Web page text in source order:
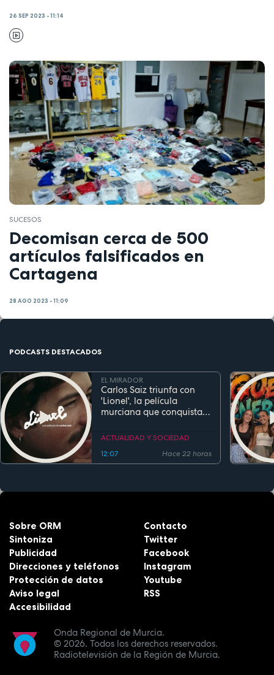
26 SEP 2023 - 11:14
SUCESOS
Decomisan cerca de 500
artículos falsificados en
Cartagena
28 AGO 2023 - 11:09
PODCASTS DESTACADOS
EL MIRADOR
Carlos Saiz triunfa con
'Lionel', la película
murciana que conquista
estreno
ACTUALIDAD Y SOCIEDAD
12:07
Hace 22 horas
Onda Regional de Murcia.
© 2026. Todos los derechos reservados.
Radiotelevisión de la Región de Murcia.
Sobre ORM
Sintoniza
Publicidad
Direcciones y teléfonos
Protección de datos
Aviso legal
Accesibilidad
Contacto
Twitter
Facebook
Instagram
Youtube
RSS